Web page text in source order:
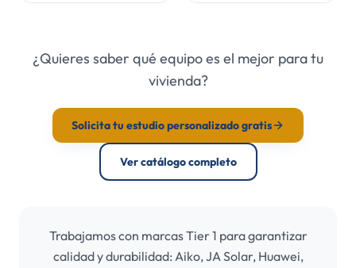
¿Quieres saber qué equipo es el mejor para tu
vivienda?
Solicita tu estudio personalizado gratis
Ver catálogo completo
Trabajamos con marcas Tier 1 para garantizar
calidad y durabilidad: Aiko, JA Solar, Huawei,